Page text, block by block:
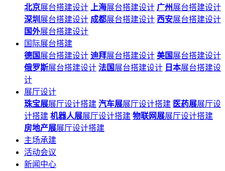
北京展台搭建设计 上海展台搭建设计 广州展台搭建设计
深圳 展台搭建设计 成都展台搭建设计 西安展台搭建设计
国外展台搭建设计
国际展台搭建
德国 展台搭建设计 迪拜展台搭建设计 美国 展台搭建设计
俄罗斯展台搭建设计 法国 展台搭建设计 日本展台搭建设
计
展厅设计
珠宝展展厅设计搭建 汽车展展厅设计搭建 医药展展厅设
计搭建 机器人展展厅设计搭建 物联网展展厅设计搭建
房地产展展厅设计搭建
主场承建
活动会议
新闻中心